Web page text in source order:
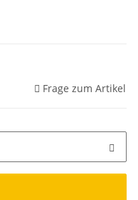
Frage zum Artikel